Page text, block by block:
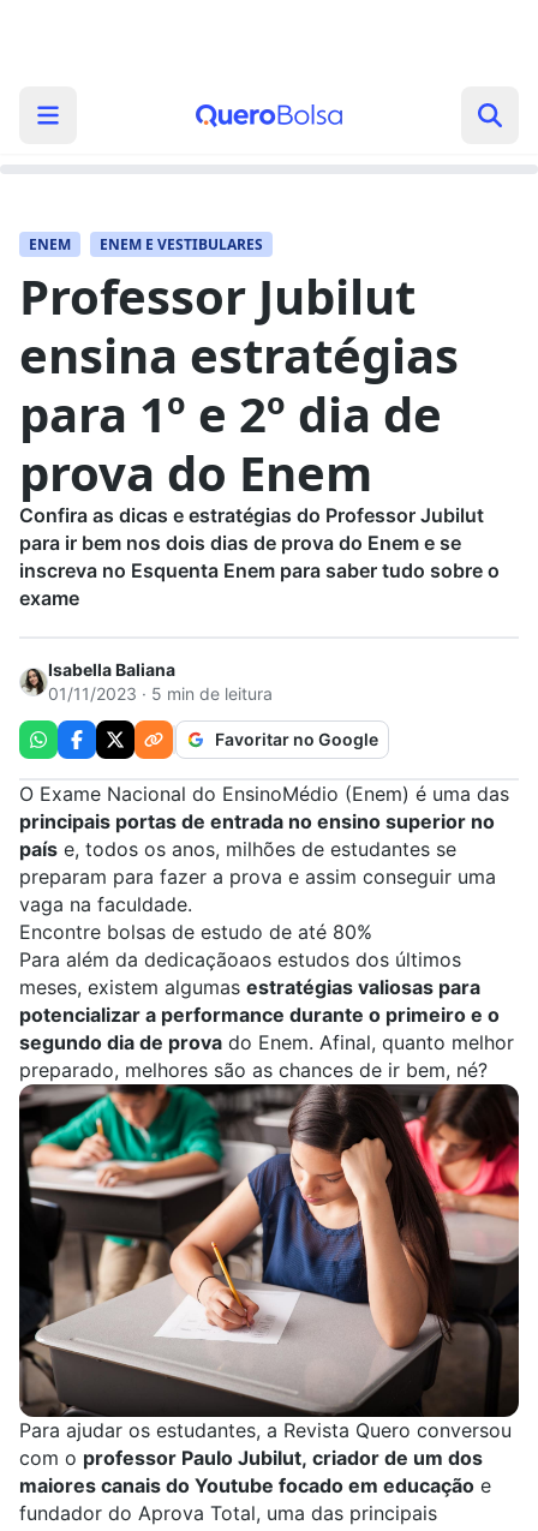
ENEM ENEM E VESTIBULARES
Professor Jubilut
ensina estratégias
para 1º e 2º dia de
prova do Enem
Confira as dicas e estratégias do Professor Jubilut
para ir bem nos dois dias de prova do Enem e se
inscreva no Esquenta Enem para saber tudo sobre o
exame
Isabella Baliana
01/11/2023 · 5 min de leitura
Favoritar no Google
O Exame Nacional do EnsinoMédio (Enem) é uma das
principais portas de entrada no ensino superior no
país e, todos os anos, milhões de estudantes se
preparam para fazer a prova e assim conseguir uma
vaga na faculdade.
Encontre bolsas de estudo de até 80%
Para além da dedicaçãoaos estudos dos últimos
meses, existem algumas estratégias valiosas para
potencializar a performance durante o primeiro e o
segundo dia de prova do Enem. Afinal, quanto melhor
preparado, melhores são as chances de ir bem, né?
Para ajudar os estudantes, a Revista Quero conversou
com o professor Paulo Jubilut, criador de um dos
maiores canais do Youtube focado em educação e
fundador do Aprova Total, uma das principais